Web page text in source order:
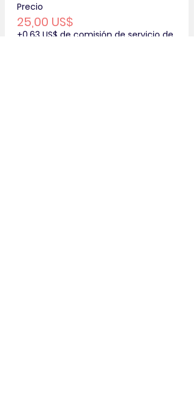
Precio
25,00 US$
+0,63 US$ de comisión de servicio de